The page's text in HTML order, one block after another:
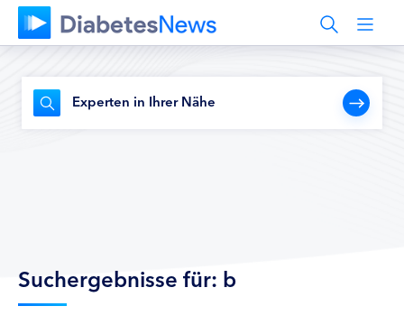
Experten in Ihrer Nähe
Suchergebnisse für: b